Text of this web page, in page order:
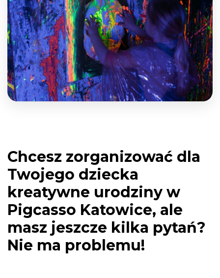
Chcesz zorganizować dla
Twojego dziecka
kreatywne urodziny w
Pigcasso Katowice, ale
masz jeszcze kilka pytań?
Nie ma problemu!